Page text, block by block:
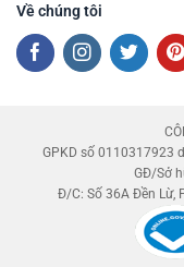
Về chúng tôi
GPKD số 0110317923
GĐ/Sở
Đ/C: Số 36A Đền Lừ,